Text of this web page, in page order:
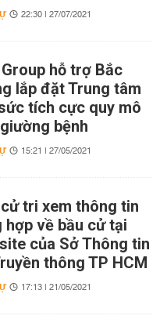
22:30 | 27/07/2021
hỗ trợ Bắc
lắp đặt Trung tâm
tích cực quy mô
bệnh
15:21 | 27/05/2021
tri xem thông tin
hợp về bầu cử tại
của Sở Thông tin
thông TP HCM
17:13 | 21/05/2021